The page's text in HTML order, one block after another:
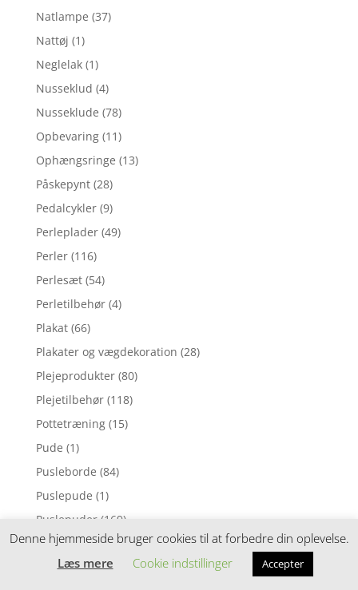
Natlampe (37)
Nattøj (1)
Neglelak (1)
Nusseklud (4)
Nusseklude (78)
Opbevaring (11)
Ophængsringe (13)
Påskepynt (28)
Pedalcykler (9)
Perleplader (49)
Perler (116)
Perlesæt (54)
Perletilbehør (4)
Plakat (66)
Plakater og vægdekoration (28)
Plejeprodukter (80)
Plejetilbehør (118)
Pottetræning (15)
Pude (1)
Pusleborde (84)
Puslepude (1)
Puslepuder (169)
Puslesæt (88)
Puslespil (7)
Denne hjemmeside bruger cookies til at forbedre din oplevelse.
Læs mere
Cookie indstillinger Accepter